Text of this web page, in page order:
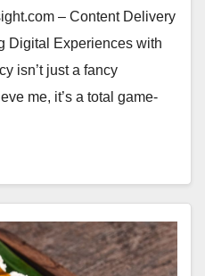
– Content Delivery
Digital Experiences with
isn’t just a fancy
me, it’s a total game-